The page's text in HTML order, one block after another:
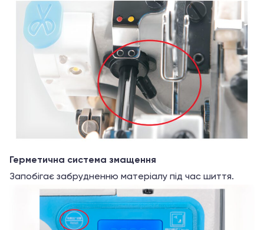
Герметична система змащення
Запобігає забрудненню матеріалу під час шиття.